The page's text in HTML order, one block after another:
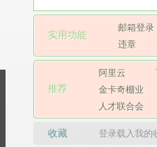
实用功能
邮箱登录
违章
推荐
阿里云
金卡奇棚业
人才联合会
收藏 登录载入我